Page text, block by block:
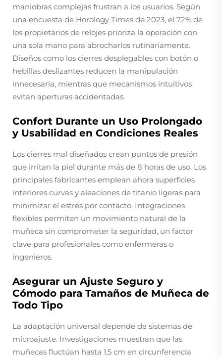
maniobras complejas frustran a los usuarios. Según
una encuesta de Horology Times de 2023, el 72% de
los propietarios de relojes prioriza la operación con
una sola mano para abrocharlos rutinariamente.
Diseños como los cierres desplegables con botón o
hebillas deslizantes reducen la manipulación
innecesaria, mientras que mecanismos intuitivos
evitan aperturas accidentadas.
Confort Durante un Uso Prolongado
y Usabilidad en Condiciones Reales
Los cierres mal diseñados crean puntos de presión
que irritan la piel durante más de 8 horas de uso. Los
principales fabricantes emplean ahora superficies
interiores curvas y aleaciones de titanio ligeras para
minimizar el estrés por contacto. Integraciones
flexibles permiten un movimiento natural de la
muñeca sin comprometer la seguridad, un factor
clave para profesionales como enfermeras o
ingenieros.
Asegurar un Ajuste Seguro y
Cómodo para Tamaños de Muñeca de
Todo Tipo
La adaptación universal depende de sistemas de
microajuste. Investigaciones muestran que las
muñecas fluctúan hasta 1,5 cm en circunferencia